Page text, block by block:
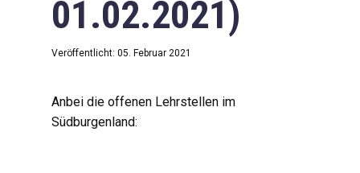
01.02.2021)
Veröffentlicht: 05. Februar 2021
Anbei die offenen Lehrstellen im
Südburgenland: